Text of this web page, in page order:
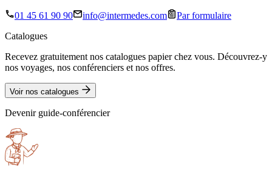
01 45 61 90 90 info@intermedes.com
Par formulaire
Catalogues
Recevez gratuitement nos catalogues papier chez vous. Découvrez-y
nos voyages, nos conférenciers et nos offres.
Voir nos catalogues
Devenir guide-conférencier